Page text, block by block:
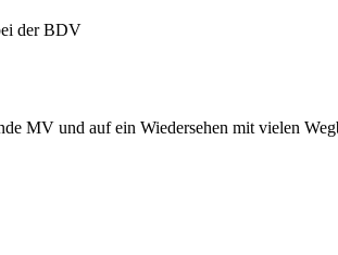
der BDV
MV und auf ein Wiedersehen mit vielen